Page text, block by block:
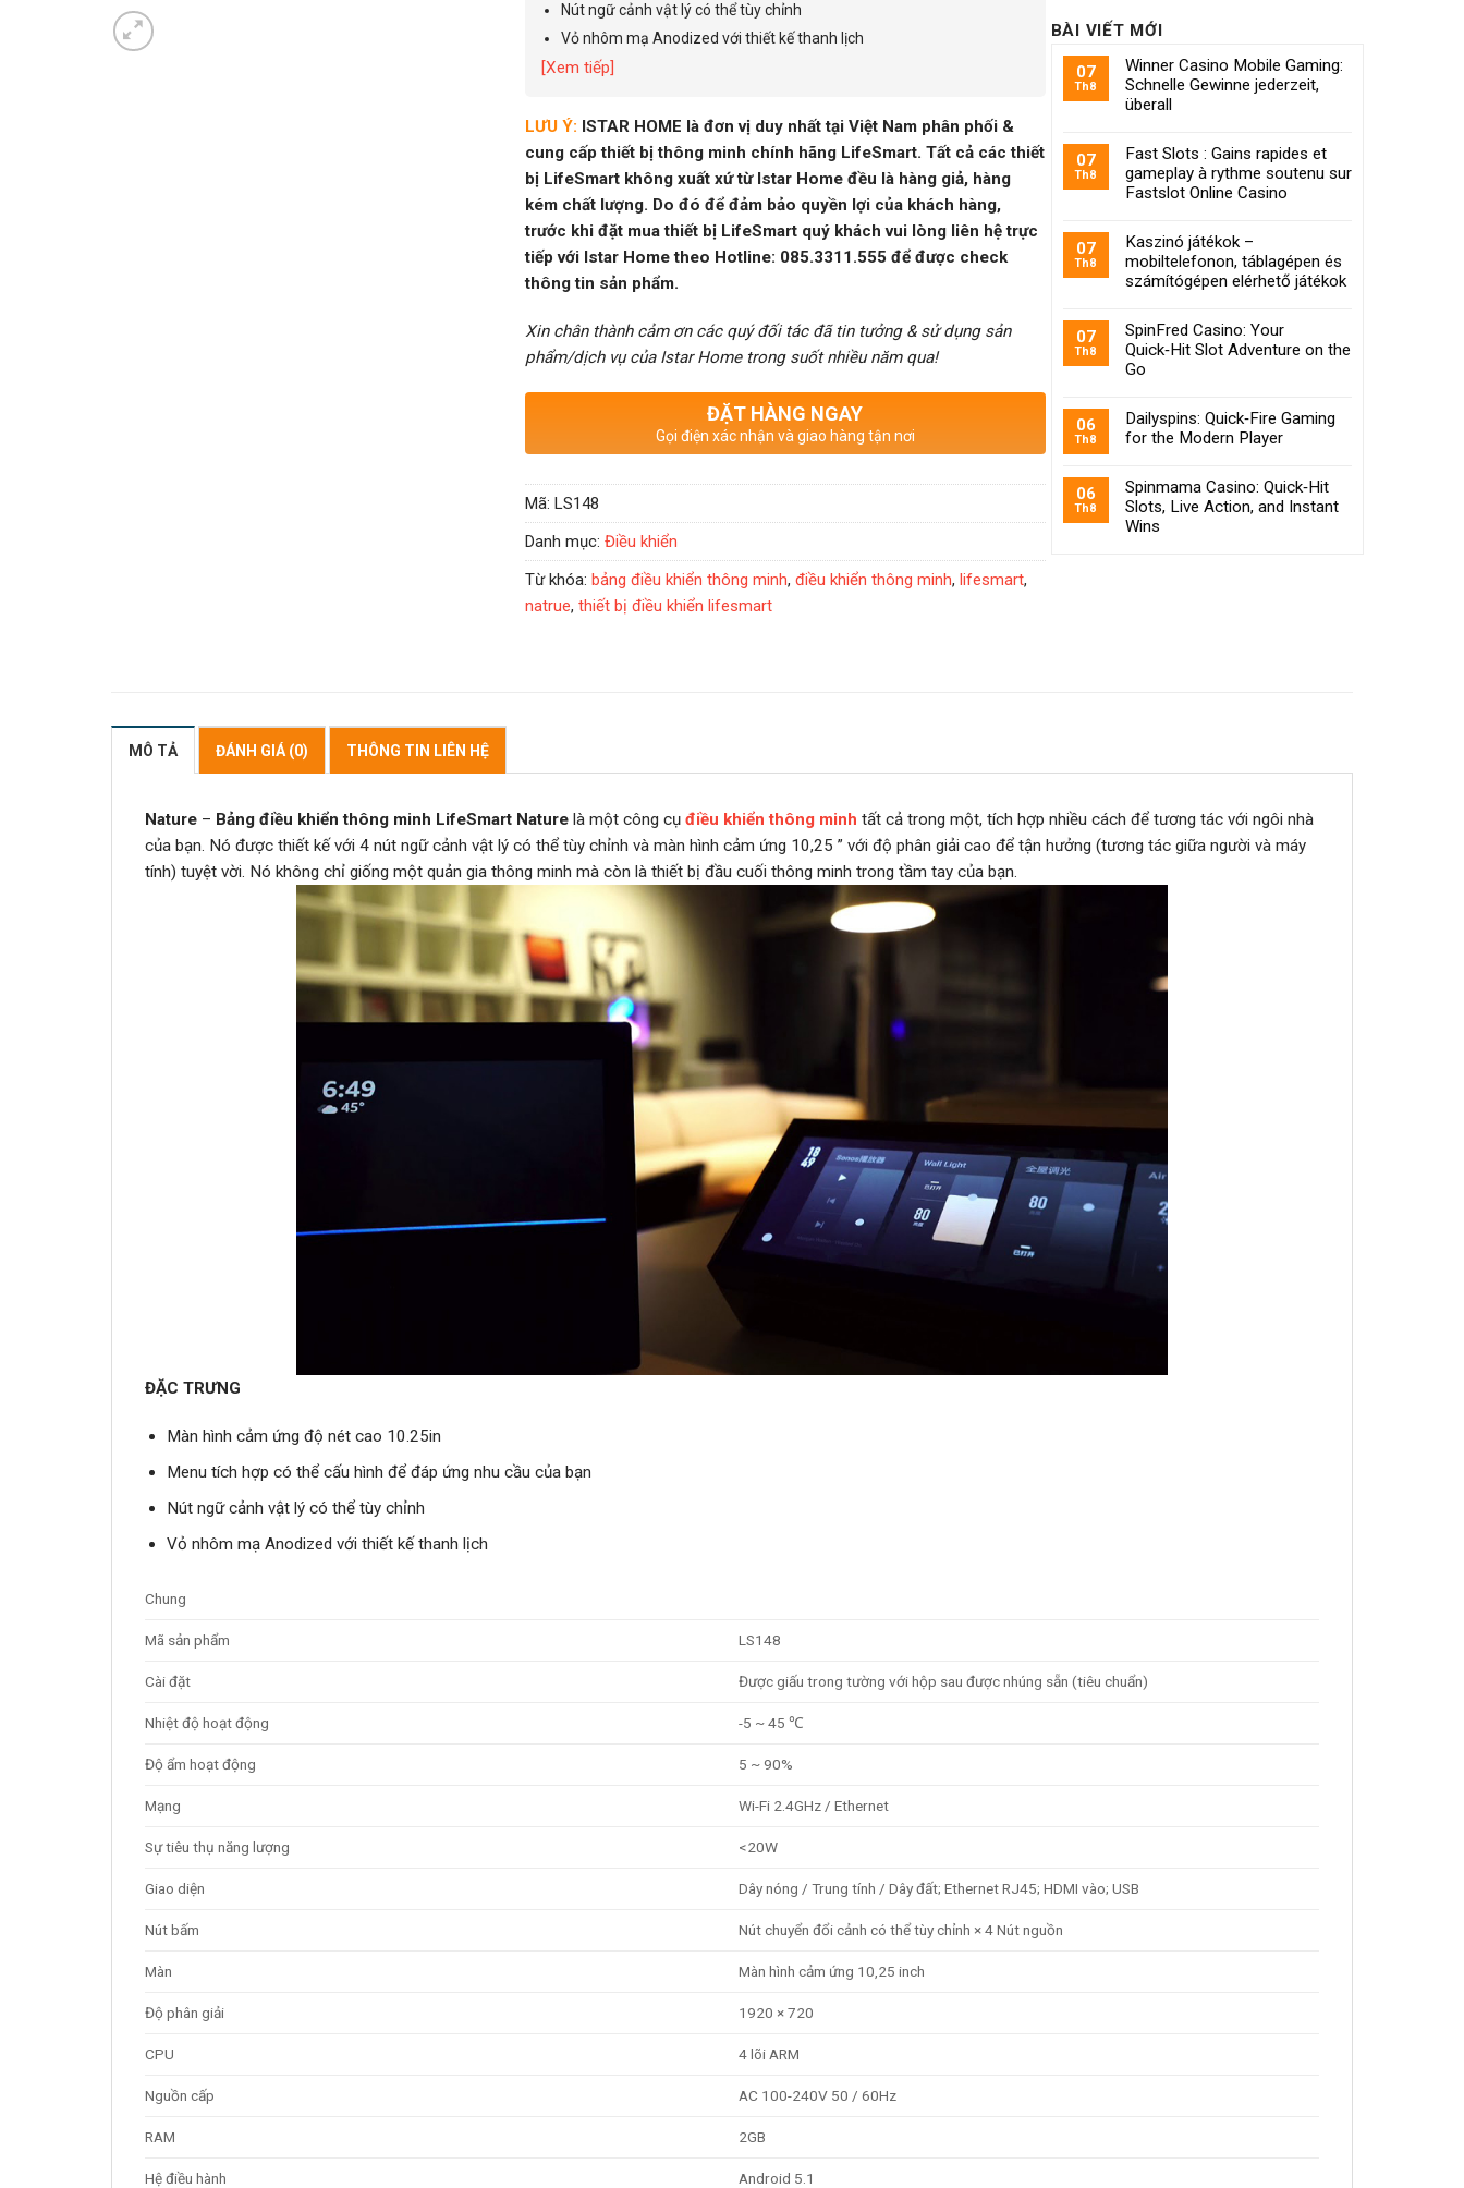
Nút ngữ cảnh vật lý có thể tùy chỉnh
Vỏ nhôm mạ Anodized với thiết kế thanh lịch
[Xem tiếp]
LƯU Ý: ISTAR HOME là đơn vị duy nhất tại Việt Nam phân phối &
cung cấp thiết bị thông minh chính hãng LifeSmart. Tất cả các thiết
bị LifeSmart không xuất xứ từ Istar Home đều là hàng giả, hàng
kém chất lượng. Do đó để đảm bảo quyền lợi của khách hàng,
trước khi đặt mua thiết bị LifeSmart quý khách vui lòng liên hệ trực
tiếp với Istar Home theo Hotline: 085.3311.555 để được check
thông tin sản phẩm.
Xin chân thành cảm ơn các quý đối tác đã tin tưởng & sử dụng sản
phẩm/dịch vụ của Istar Home trong suốt nhiều năm qua!
ĐẶT HÀNG NGAY
Gọi điện xác nhận và giao hàng tận nơi
Mã: LS148
Danh mục: Điều khiển
Từ khóa: bảng điều khiển thông minh, điều khiển thông minh, lifesmart,
natrue, thiết bị điều khiển lifesmart
BÀI VIẾT MỚI
07
Th8
Winner Casino Mobile Gaming:
Schnelle Gewinne jederzeit,
überall
07
Th8
Fast Slots : Gains rapides et
gameplay à rythme soutenu sur
Fastslot Online Casino
07
Th8
Kaszinó játékok –
mobiltelefonon, táblagépen és
számítógépen elérhető játékok
07
Th8
SpinFred Casino: Your
Quick‑Hit Slot Adventure on the
Go
06
Th8
Dailyspins: Quick‑Fire Gaming
for the Modern Player
06
Th8
Spinmama Casino: Quick‑Hit
Slots, Live Action, and Instant
Wins
MÔ TẢ ĐÁNH GIÁ (0) THÔNG TIN LIÊN HỆ
Nature – Bảng điều khiển thông minh LifeSmart Nature là một công cụ điều khiển thông minh tất cả trong một, tích hợp nhiều cách để tương tác với ngôi nhà
của bạn. Nó được thiết kế với 4 nút ngữ cảnh vật lý có thể tùy chỉnh và màn hình cảm ứng 10,25 ” với độ phân giải cao để tận hưởng (tương tác giữa người và máy
tính) tuyệt vời. Nó không chỉ giống một quản gia thông minh mà còn là thiết bị đầu cuối thông minh trong tầm tay của bạn.
ĐẶC TRƯNG
Màn hình cảm ứng độ nét cao 10.25in
Menu tích hợp có thể cấu hình để đáp ứng nhu cầu của bạn
Nút ngữ cảnh vật lý có thể tùy chỉnh
Vỏ nhôm mạ Anodized với thiết kế thanh lịch
Chung
Mã sản phẩm LS148
Cài đặt Được giấu trong tường với hộp sau được nhúng sẵn (tiêu chuẩn)
Nhiệt độ hoạt động -5 ~ 45 ℃
Độ ẩm hoạt động 5 ~ 90%
Mạng Wi-Fi 2.4GHz / Ethernet
Sự tiêu thụ năng lượng <20W
Giao diện Dây nóng / Trung tính / Dây đất; Ethernet RJ45; HDMI vào; USB
Nút bấm Nút chuyển đổi cảnh có thể tùy chỉnh × 4 Nút nguồn
Màn Màn hình cảm ứng 10,25 inch
Độ phân giải 1920 × 720
CPU 4 lõi ARM
Nguồn cấp AC 100-240V 50 / 60Hz
RAM 2GB
Hệ điều hành Android 5.1